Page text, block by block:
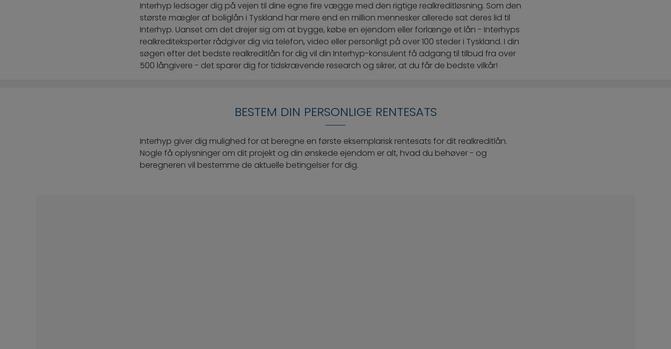
Interhyp ledsager dig på vejen til dine egne fire vægge med den rigtige realkreditløsning. Som den
største mægler af boliglån i Tyskland har mere end en million mennesker allerede sat deres lid til
Interhyp. Uanset om det drejer sig om at bygge, købe en ejendom eller forlænge et lån - Interhyps
realkrediteksperter rådgiver dig via telefon, video eller personligt på over 100 steder i Tyskland. I din
søgen efter det bedste realkreditlån for dig vil din Interhyp-konsulent få adgang til tilbud fra over
500 långivere - det sparer dig for tidskrævende research og sikrer, at du får de bedste vilkår!
BESTEM DIN PERSONLIGE RENTESATS
Interhyp giver dig mulighed for at beregne en første eksemplarisk rentesats for dit realkreditlån.
Nogle få oplysninger om dit projekt og din ønskede ejendom er alt, hvad du behøver - og
beregneren vil bestemme de aktuelle betingelser for dig.